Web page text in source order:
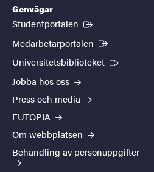
Genvägar
Studentportalen (Extern länk)
Medarbetarportalen (Extern länk)
Universitetsbiblioteket (Extern länk)
Jobba hos oss
Press och media
EUTOPIA
Om webbplatsen
Behandling av personuppgifter